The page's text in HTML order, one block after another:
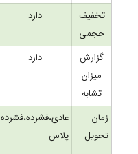
تخفیف
حجمی
دارد
گزارش
میزان
تشابه
دارد
زمان
تحویل
عادی،فشرده،فشرده
پلاس